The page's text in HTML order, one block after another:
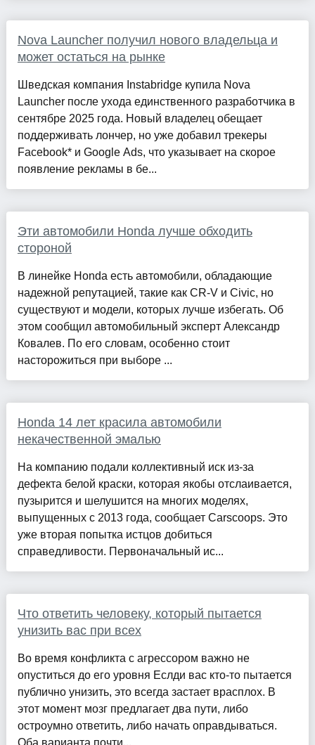
Nova Launcher получил нового владельца и
может остаться на рынке
Шведская компания Instabridge купила Nova
Launcher после ухода единственного разработчика в
сентябре 2025 года. Новый владелец обещает
поддерживать лончер, но уже добавил трекеры
Facebook* и Google Ads, что указывает на скорое
появление рекламы в бе...
Эти автомобили Honda лучше обходить
стороной
В линейке Honda есть автомобили, обладающие
надежной репутацией, такие как CR-V и Civic, но
существуют и модели, которых лучше избегать. Об
этом сообщил автомобильный эксперт Александр
Ковалев. По его словам, особенно стоит
насторожиться при выборе ...
Honda 14 лет красила автомобили
некачественной эмалью
На компанию подали коллективный иск из-за
дефекта белой краски, которая якобы отслаивается,
пузырится и шелушится на многих моделях,
выпущенных с 2013 года, сообщает Carscoops. Это
уже вторая попытка истцов добиться
справедливости. Первоначальный ис...
Что ответить человеку, который пытается
унизить вас при всех
Во время конфликта с агрессором важно не
опуститься до его уровня Еслди вас кто-то пытается
публично унизить, это всегда застает врасплох. В
этот момент мозг предлагает два пути, либо
остроумно ответить, либо начать оправдываться.